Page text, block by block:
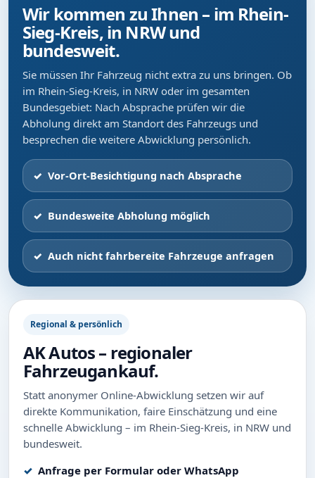
Wir kommen zu Ihnen – im Rhein-
Sieg-Kreis, in NRW und
bundesweit.
Sie müssen Ihr Fahrzeug nicht extra zu uns bringen. Ob
im Rhein-Sieg-Kreis, in NRW oder im gesamten
Bundesgebiet: Nach Absprache prüfen wir die
Abholung direkt am Standort des Fahrzeugs und
besprechen die weitere Abwicklung persönlich.
Vor-Ort-Besichtigung nach Absprache
Bundesweite Abholung möglich
Auch nicht fahrbereite Fahrzeuge anfragen
Regional & persönlich
AK Autos – regionaler
Fahrzeugankauf.
Statt anonymer Online-Abwicklung setzen wir auf
direkte Kommunikation, faire Einschätzung und eine
schnelle Abwicklung – im Rhein-Sieg-Kreis, in NRW und
bundesweit.
Anfrage per Formular oder WhatsApp